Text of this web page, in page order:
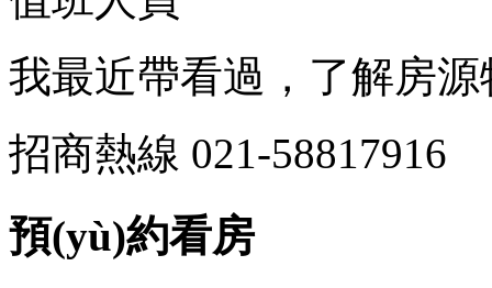
我最近帶看過，了解房
招商熱線 021-58817916
預(yù)約看房